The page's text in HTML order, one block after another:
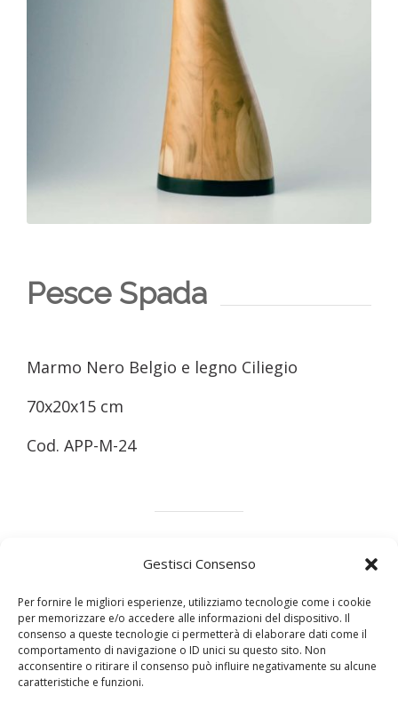
Gestisci Consenso
Per fornire le migliori esperienze, utilizziamo tecnologie come i cookie
per memorizzare e/o accedere alle informazioni del dispositivo. Il
consenso a queste tecnologie ci permetterà di elaborare dati come il
comportamento di navigazione o ID unici su questo sito. Non
acconsentire o ritirare il consenso può influire negativamente su alcune
caratteristiche e funzioni.
Pesce Spada
Marmo Nero Belgio e legno Ciliegio
70x20x15 cm
Cod. APP-M-24
Legno Design
Condividi questo articolo